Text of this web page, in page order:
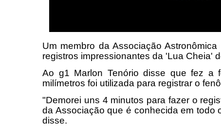
Um membro da Associação
registros impressionantes da 'Lua Cheia'
Ao g1 Marlon Tenório disse que fez a
milímetros foi utilizada para registrar o
"Demorei uns 4 minutos para fazer o
da Associação que é conhecida em todo
disse.